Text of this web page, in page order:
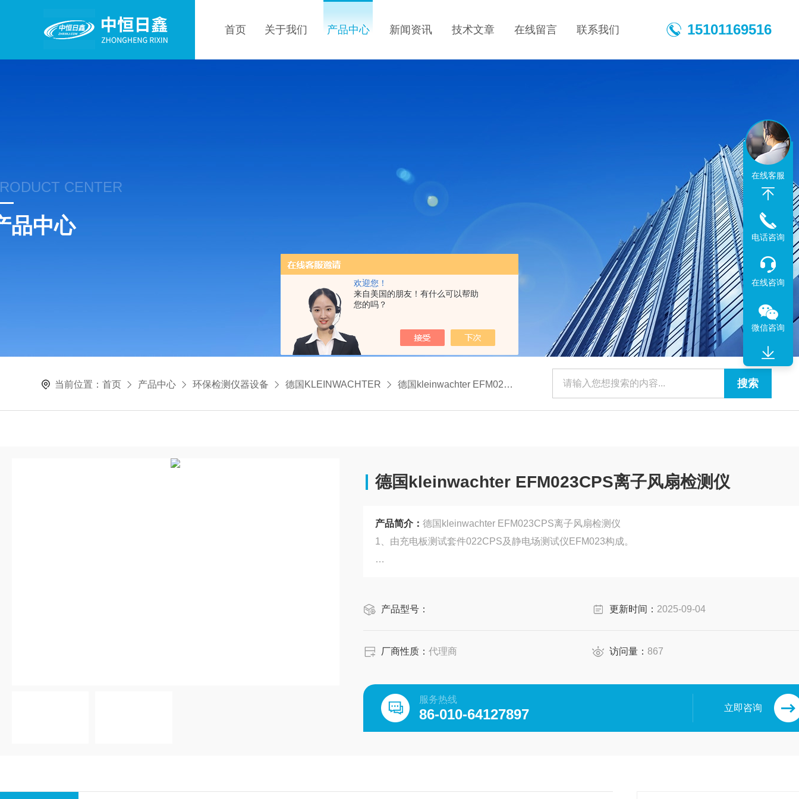
欢迎您！
来自美国的朋友！有什么可以帮助
您的吗？
首页 关于我们 产品中心 新闻资讯 技术文章 在线留言 联系我们 15101169516
CENTER
品中心
当前位置：首页 产品中心 环保检测仪器设备 德国KLEINWACHTER 德国kleinwachter EFM023CPS离子风扇检测仪
德国kleinwachter EFM023CPS离子风扇检测仪
产品简介： 德国kleinwachter EFM023CPS离子风扇检测仪
1、由充电板测试套件022CPS及静电场测试仪EFM023构成。
3、监测仪内置计时器，外接高压发生器完成充电。
产品型号： 更新时间： 2025-09-04
厂商性质： 代理商 访问量：867
服务热线
86-010-64127897 立即咨询
在线客服
电话咨询
在线咨询
微信咨询